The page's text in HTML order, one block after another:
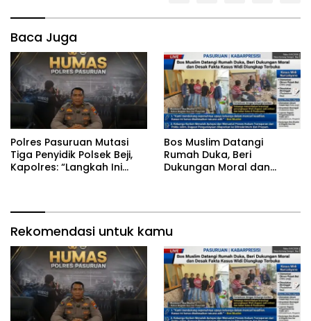
Baca Juga
‎Polres Pasuruan Mutasi
Tiga Penyidik Polsek Beji,
Kapolres: “Langkah Ini
‎Bos Muslim Datangi
Rumah Duka, Beri
Dukungan Moral dan
Rekomendasi untuk kamu